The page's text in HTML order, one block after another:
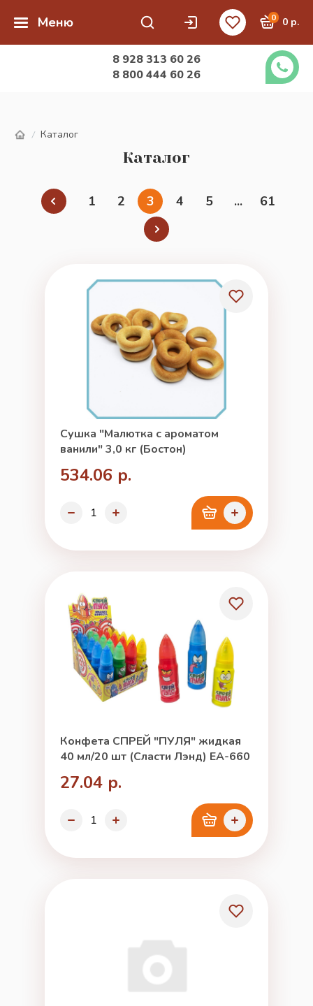
Меню 0 0 р.
8 928 313 60 26
8 800 444 60 26
/ Каталог
Каталог
1 2 3 4 5 ... 61
Сушка "Малютка с ароматом
ванили" 3,0 кг (Бостон)
534.06 р.
Конфета СПРЕЙ "ПУЛЯ" жидкая
40 мл/20 шт (Сласти Лэнд) ЕА-660
27.04 р.